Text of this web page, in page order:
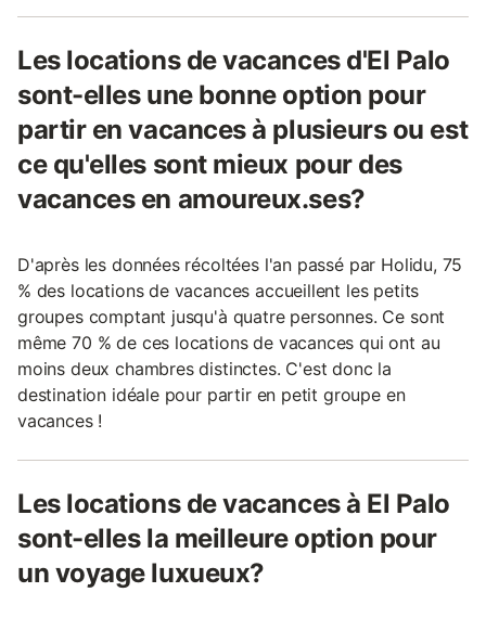
Les locations de vacances d'El Palo
sont-elles une bonne option pour
partir en vacances à plusieurs ou est
ce qu'elles sont mieux pour des
vacances en amoureux.ses?
D'après les données récoltées l'an passé par Holidu, 75
% des locations de vacances accueillent les petits
groupes comptant jusqu'à quatre personnes. Ce sont
même 70 % de ces locations de vacances qui ont au
moins deux chambres distinctes. C'est donc la
destination idéale pour partir en petit groupe en
vacances !
Les locations de vacances à El Palo
sont-elles la meilleure option pour
un voyage luxueux?